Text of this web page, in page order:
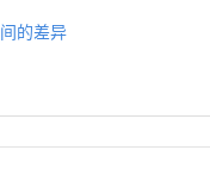
的差异